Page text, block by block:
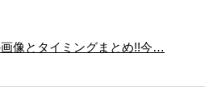
像とタイミングまとめ!!今…